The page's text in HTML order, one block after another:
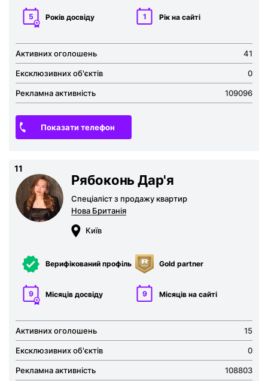
5 Років досвіду 1 Рік на сайті
Активних оголошень 41
Ексклюзивних об'єктів 0
Рекламна активність 109096
Показати телефон
11
Рябоконь Дар'я
Спеціаліст з продажу квартир
Нова Британія
Київ
Верифікований профіль Gold partner
9 Місяців досвіду 9 Місяців на сайті
Активних оголошень 15
Ексклюзивних об'єктів 0
Рекламна активність 108803
Публікація оголошень доступна для
користувачів в ролі “Рієлтор” чи “Власник“.